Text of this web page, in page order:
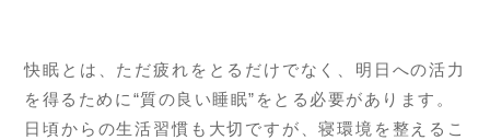
快眠とは、ただ疲れをとるだけでなく、明日への活力
を得るために“質の良い睡眠”をとる必要があります。
日頃からの生活習慣も大切ですが、寝環境を整えるこ